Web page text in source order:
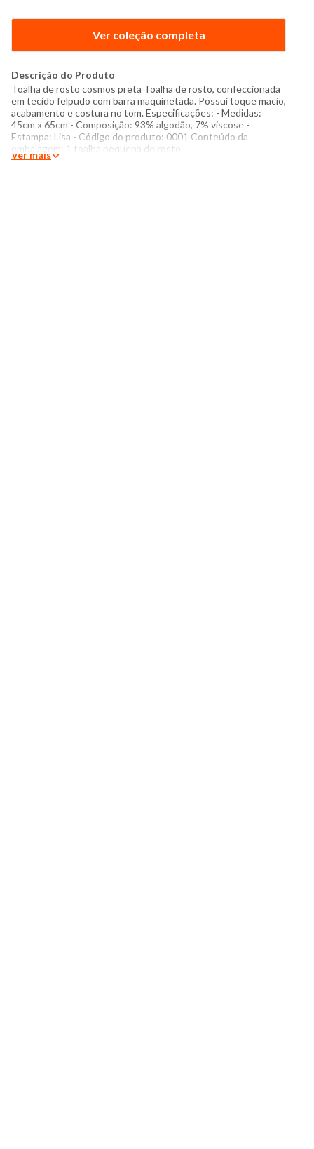
Ver coleção completa
Descrição do Produto
Toalha de rosto cosmos preta Toalha de rosto, confeccionada
em tecido felpudo com barra maquinetada. Possui toque macio,
acabamento e costura no tom. Especificações: - Medidas:
45cm x 65cm - Composição: 93% algodão, 7% viscose -
Estampa: Lisa - Código do produto: 0001 Conteúdo da
embalagem: 1 toalha pequena de rosto
Ver mais